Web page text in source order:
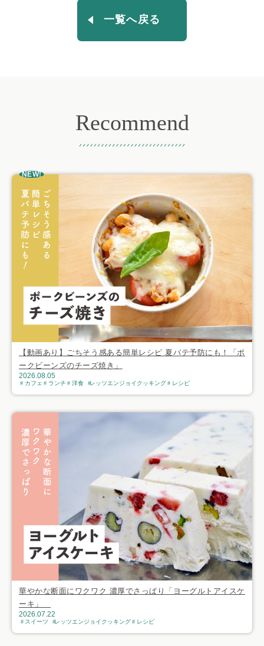
一覧へ戻る
Recommend
NEW!
【動画あり】ごちそう感ある簡単レシピ 夏バテ予防にも！「ポ
ークビーンズのチーズ焼き」
2026.08.05
カフェ ランチ 洋食 レッツエンジョイクッキング レシピ
華やかな断面にワクワク 濃厚でさっぱり「ヨーグルトアイスケ
ーキ」
2026.07.22
スイーツ レッツエンジョイクッキング レシピ